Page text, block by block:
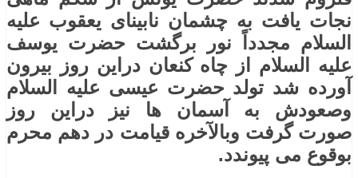
نجات یافت به چشمان نابینای یعقوب عليه
‌السلام مجدداً نور برگشت حضرت یوسف
عليه ‌السلام از چاه کنعان دراین روز بیرون
آورده شد تولد حضرت عیسی عليه ‌السلام
وصعودش به آسمان ها نیز دراین روز
صورت گرفت وبالآخره قیامت در دهم محرم
بوقوع می پیوندد.